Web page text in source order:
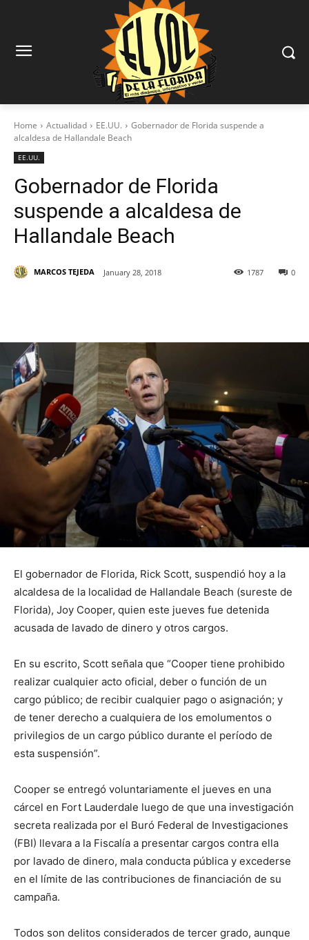
Home Actualidad EE.UU.
Gobernador de Florida suspende a
alcaldesa de Hallandale Beach
EE.UU.
Gobernador de Florida
suspende a alcaldesa de
Hallandale Beach
MARCOS TEJEDA January 28, 2018 0
1787
El gobernador de Florida, Rick Scott, suspendió hoy a la
alcaldesa de la localidad de Hallandale Beach (sureste de
Florida), Joy Cooper, quien este jueves fue detenida
acusada de lavado de dinero y otros cargos.
En su escrito, Scott señala que “Cooper tiene prohibido
realizar cualquier acto oficial, deber o función de un
cargo público; de recibir cualquier pago o asignación; y
de tener derecho a cualquiera de los emolumentos o
privilegios de un cargo público durante el período de
esta suspensión”.
Cooper se entregó voluntariamente el jueves en una
cárcel en Fort Lauderdale luego de que una investigación
secreta realizada por el Buró Federal de Investigaciones
(FBI) llevara a la Fiscalía a presentar cargos contra ella
por lavado de dinero, mala conducta pública y excederse
en el límite de las contribuciones de financiación de su
campaña.
Todos son delitos considerados de tercer grado, aunque